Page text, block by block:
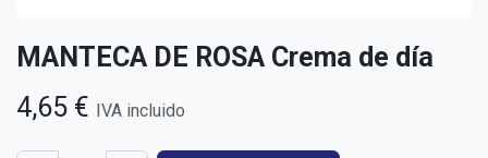
MANTECA DE ROSA Crema de día
4,65 € IVA incluido